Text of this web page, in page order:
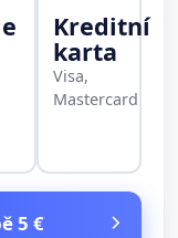
Kreditní
karta
Visa,
Mastercard
5 €